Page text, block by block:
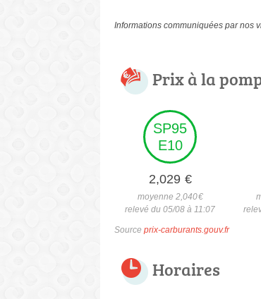
Informations communiquées par nos
Prix à la
SP95
E10
2,029 €
moyenne 2,040€
relevé du 05/08 à 11:07
Source prix-carburants.gouv.fr
Horaires